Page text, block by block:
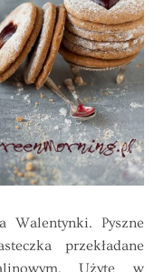
Pyszne
przekładane
Użyte w